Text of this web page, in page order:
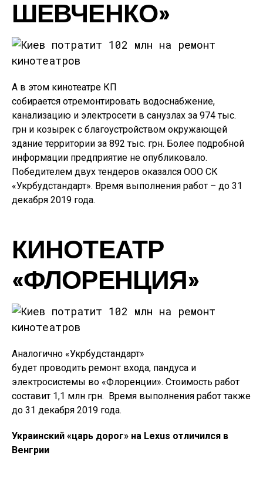
ШЕВЧЕНКО»
А в этом кинотеатре КП
собирается отремонтировать водоснабжение,
канализацию и электросети в санузлах за 974 тыс.
грн и козырек с благоустройством окружающей
здание территории за 892 тыс. грн. Более подробной
информации предприятие не опубликовало.
Победителем двух тендеров оказался ООО СК
«Укрбудстандарт». Время выполнения работ – до 31
декабря 2019 года.
КИНОТЕАТР
«ФЛОРЕНЦИЯ»
Аналогично «Укрбудстандарт»
будет проводить ремонт входа, пандуса и
электросистемы во «Флоренции». Стоимость работ
составит 1,1 млн грн. Время выполнения работ также
до 31 декабря 2019 года.
Украинский «царь дорог» на Lexus отличился в
Венгрии